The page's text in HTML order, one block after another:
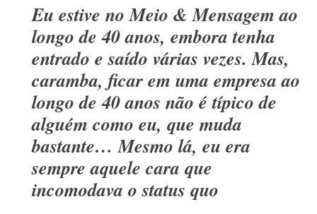
Eu estive no Meio & Mensagem ao
longo de 40 anos, embora tenha
entrado e saído várias vezes. Mas,
caramba, ficar em uma empresa ao
longo de 40 anos não é típico de
alguém como eu, que muda
bastante… Mesmo lá, eu era
sempre aquele cara que
incomodava o status quo